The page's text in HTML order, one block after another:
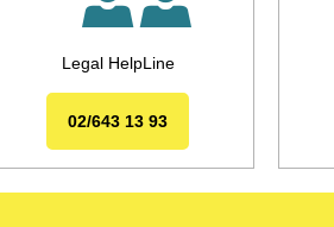
Legal HelpLine
02/643 13 93